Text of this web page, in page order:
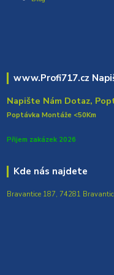
www.Profi717.cz
Napište Nám Dotaz,
Poptávka Montáže <50Km
Přijem zakázek 2026
Kde nás najdete
Bravantice 187, 74281